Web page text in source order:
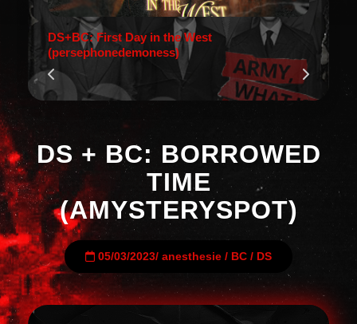
DS+BC: First Day in the West
(persephonedemoness)
DS + BC: BORROWED
TIME
(AMYSTERYSPOT)
05/03/2023/ anesthesie / BC / DS